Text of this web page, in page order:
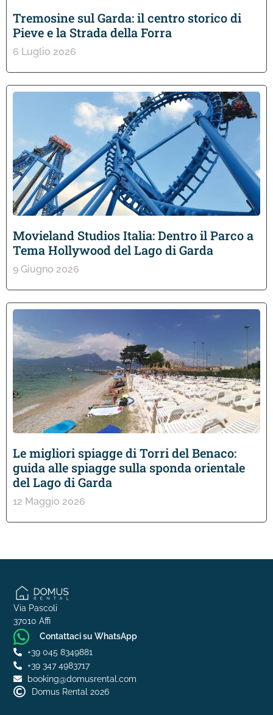
Tremosine sul Garda: il centro storico di
Pieve e la Strada della Forra
6 Luglio 2026
Movieland Studios Italia: Dentro il Parco a
Tema Hollywood del Lago di Garda
9 Giugno 2026
Le migliori spiagge di Torri del Benaco:
guida alle spiagge sulla sponda orientale
del Lago di Garda
12 Maggio 2026
Via Pascoli
37010 Affi
Contattaci su WhatsApp
+39 045 8349881
+39 347 4983717
booking@domusrental.com
Domus Rental 2026